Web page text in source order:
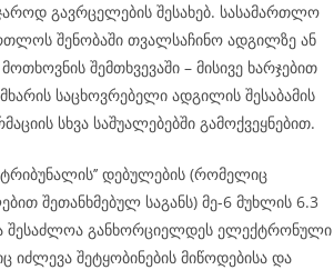
გავრცელების შესახებ. სასამართლო
შენობაში თვალსაჩინო ადგილზე ან
შემთხვევაში – მისივე ხარჯებით
საცხოვრებელი ადგილის შესაბამის
სხვა საშუალებებში გამოქვეყნებით.
დებულების (რომელიც
შეთანხმებულ საგანს) მე-6 მუხლის 6.3
შესაძლოა განხორციელდეს ელექტრონული
შეტყობინების მიწოდებისა და